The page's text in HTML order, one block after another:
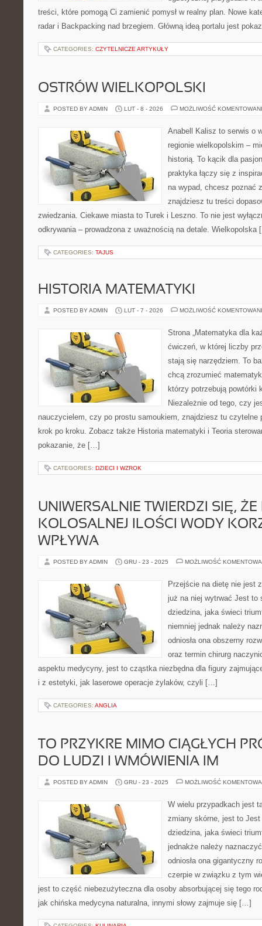
treści, które pomogą Ci zamienić pomysł w realny plan. Nowe
radar i Backpacking nad brzegiem. Główną ideą portalu jest
CATEGORIES: CZYTELNICZE ARTYKUŁY
OSTRÓW WIELKOPOLSKI
POSTED BY ADMIN LUT - 8 - 2026 MOŻLIWOŚĆ
Anabell Kalisz to serwis o
regionie wielkopolskim –
historią. To kącik dla
praktyka łączy się z
na wypad, chcesz poznać
znajdziesz tu treści
zwiedzania. Ciekawe miasta to Turek i Leszno. To nie jest
odkrywania – prowadzona z uważnością na detale.
CATEGORIES: TAJUS
HISTORIA MATEMATYKI
POSTED BY ADMIN LUT - 7 - 2026 MOŻLIWOŚĆ
Strona „Matematyka dla
ćwiczeń, w której liczby
stają się narzędziem. To
chcą zrozumieć
którzy potrzebują powtórki
Niezależnie od tego, czy
nauczycielem, czy po prostu samoukiem, znajdziesz tu czytelne
krok po kroku. Zobacz także Historia matematyki i Teoria
pokazanie, że […]
CATEGORIES: DZIECI I WZROK
UNIWERSALNIE TWIERDZI SIĘ, ŻE
KOLOSALNEJ ILOŚCI WODY
WPŁYWA
POSTED BY ADMIN GRU - 23 - 2025 MOŻLIWOŚĆ
Przejście na dietę nie jest
już na niej wytrwać Jest to
dziedzina, jaka świeci
niemniej jednak należy
odniosła ona obszerny
oraz termin chirurg
aspektu medycyny, jest to cząstka niezbędna dla figury
i z estetyki, jak laserowe operacje żylaków, czyli […]
CATEGORIES: ANGLIA
TO PRZYKRE MIMO CIĄGŁYCH
DO LUDZI I WMÓWIENIA IM
POSTED BY ADMIN GRU - 23 - 2025 MOŻLIWOŚĆ
W wielu przypadkach jest
zmiany skórne, jest to
dziedzina, jaka świeci
jednakże należy
odniosła ona gigantyczny
czerpie w związku z tym
jest to część niebezużyteczna dla osoby absorbującej się tego
jak chińska medycyna naturalna, innymi słowy zajmuje się […]